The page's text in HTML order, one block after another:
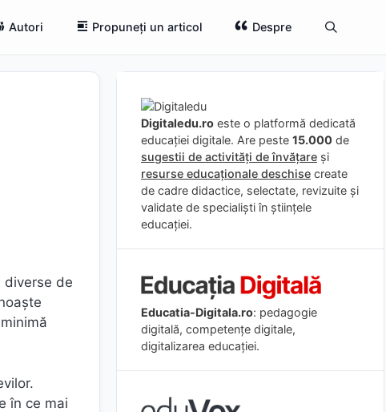
Autori Propuneți un articol Despre
diverse de
în ce mai
Digitaledu.ro este o platformă dedicată
educației digitale. Are peste 15.000 de
sugestii de activități de învățare și
resurse educaționale deschise create
de cadre didactice, selectate, revizuite și
validate de specialiști în științele
educației.
Educatia-Digitala.ro: pedagogie
digitală, competențe digitale,
digitalizarea educației.